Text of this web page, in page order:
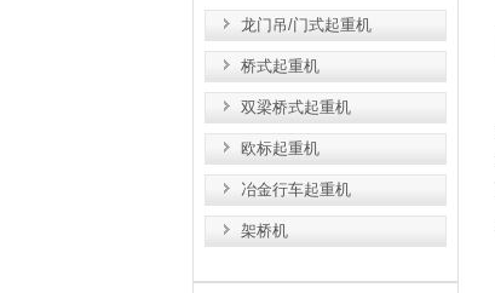
龙门吊/门式起重机
桥式起重机
双梁桥式起重机
欧标起重机
冶金行车起重机
架桥机